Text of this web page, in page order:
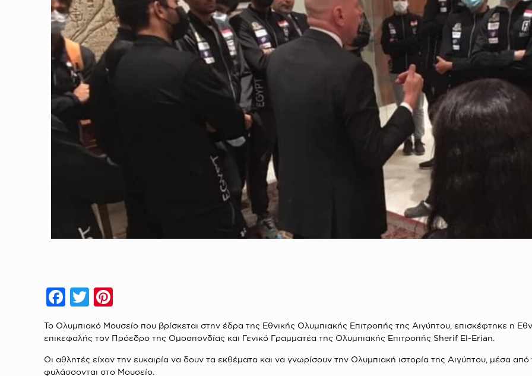
Facebook
Twitter
To Oλυμπιακό Μουσείο που βρίσκεται στην έδρα της Εθνικής Ολυμπιακής Επιτροπής της Αιγύπτου, επισκέφτηκε η
επικεφαλής τον Πρόεδρο της Ομοσπονδίας και Γενικό Γραμματέα της Ολυμπιακής Επιτροπής Sherif El-Erian.
Οι αθλητές είχαν την ευκαιρία να δουν τα εκθέματα και να γνωρίσουν την Ολυμπιακή ιστορία της Αιγύπτου, μέσα
φυλάσσονται στο Μουσείο.